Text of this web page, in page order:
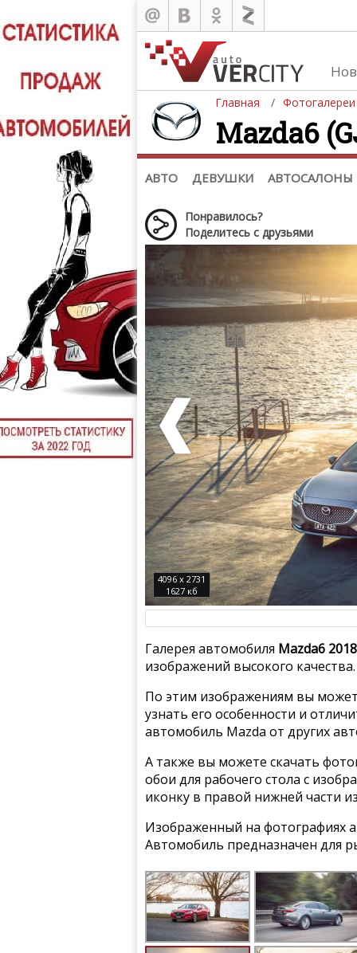
Главная Фотогалереи
Mazda6
АВТО ДЕВУШКИ АВТОСАЛОНЫ
Автомобили
Последние добавления
Список марок
(+1102)
Понравилось?
Поделитесь с друзьями
4096 x 2731
1627 кб
Галерея автомобиля Mazda6
изображений высокого качества.
По этим изображениям вы
узнать его особенности и
автомобиль Mazda от других
А также вы можете скачать
обои для рабочего стола с
иконку в правой нижней части
Изображенный на фотографиях
Автомобиль предназначен для